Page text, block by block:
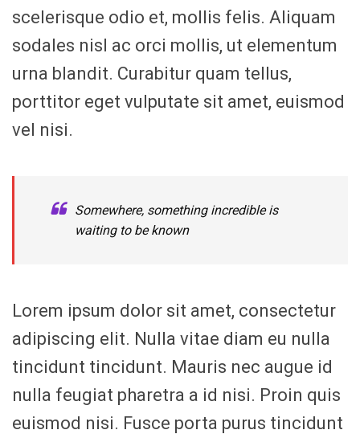
scelerisque odio et, mollis felis. Aliquam
sodales nisl ac orci mollis, ut elementum
urna blandit. Curabitur quam tellus,
porttitor eget vulputate sit amet, euismod
vel nisi.
Somewhere, something incredible is
waiting to be known
Lorem ipsum dolor sit amet, consectetur
adipiscing elit. Nulla vitae diam eu nulla
tincidunt tincidunt. Mauris nec augue id
nulla feugiat pharetra a id nisi. Proin quis
euismod nisi. Fusce porta purus tincidunt